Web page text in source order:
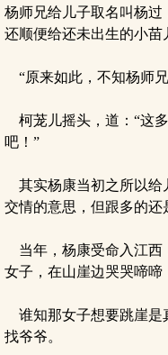
杨师兄给儿子取名叫杨过
还顺便给还未出生的小苗
“原来如此，不知杨师
柯茏儿摇头，道：“这
吧！”
其实杨康当初之所以给
交情的意思，但跟多的还
当年，杨康受命入江西
女子，在山崖边哭哭啼啼
谁知那女子想要跳崖是
找爷爷。